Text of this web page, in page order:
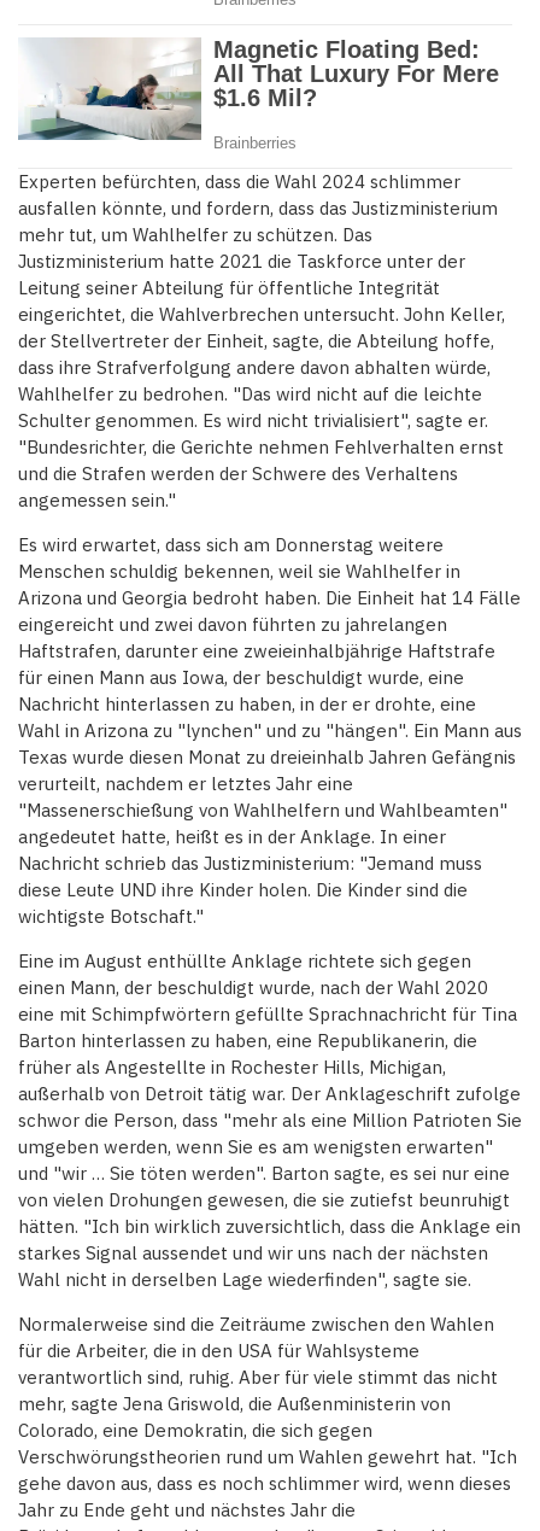
Experten befürchten, dass die Wahl 2024 schlimmer
ausfallen könnte, und fordern, dass das Justizministerium
mehr tut, um Wahlhelfer zu schützen. Das
Justizministerium hatte 2021 die Taskforce unter der
Leitung seiner Abteilung für öffentliche Integrität
eingerichtet, die Wahlverbrechen untersucht. John Keller,
der Stellvertreter der Einheit, sagte, die Abteilung hoffe,
dass ihre Strafverfolgung andere davon abhalten würde,
Wahlhelfer zu bedrohen. "Das wird nicht auf die leichte
Schulter genommen. Es wird nicht trivialisiert", sagte er.
"Bundesrichter, die Gerichte nehmen Fehlverhalten ernst
und die Strafen werden der Schwere des Verhaltens
angemessen sein."
Es wird erwartet, dass sich am Donnerstag weitere
Menschen schuldig bekennen, weil sie Wahlhelfer in
Arizona und Georgia bedroht haben. Die Einheit hat 14 Fälle
eingereicht und zwei davon führten zu jahrelangen
Haftstrafen, darunter eine zweieinhalbjährige Haftstrafe
für einen Mann aus Iowa, der beschuldigt wurde, eine
Nachricht hinterlassen zu haben, in der er drohte, eine
Wahl in Arizona zu "lynchen" und zu "hängen". Ein Mann aus
Texas wurde diesen Monat zu dreieinhalb Jahren Gefängnis
verurteilt, nachdem er letztes Jahr eine
"Massenerschießung von Wahlhelfern und Wahlbeamten"
angedeutet hatte, heißt es in der Anklage. In einer
Nachricht schrieb das Justizministerium: "Jemand muss
diese Leute UND ihre Kinder holen. Die Kinder sind die
wichtigste Botschaft."
Eine im August enthüllte Anklage richtete sich gegen
einen Mann, der beschuldigt wurde, nach der Wahl 2020
eine mit Schimpfwörtern gefüllte Sprachnachricht für Tina
Barton hinterlassen zu haben, eine Republikanerin, die
früher als Angestellte in Rochester Hills, Michigan,
außerhalb von Detroit tätig war. Der Anklageschrift zufolge
schwor die Person, dass "mehr als eine Million Patrioten Sie
umgeben werden, wenn Sie es am wenigsten erwarten"
und "wir … Sie töten werden". Barton sagte, es sei nur eine
von vielen Drohungen gewesen, die sie zutiefst beunruhigt
hätten. "Ich bin wirklich zuversichtlich, dass die Anklage ein
starkes Signal aussendet und wir uns nach der nächsten
Wahl nicht in derselben Lage wiederfinden", sagte sie.
Normalerweise sind die Zeiträume zwischen den Wahlen
für die Arbeiter, die in den USA für Wahlsysteme
verantwortlich sind, ruhig. Aber für viele stimmt das nicht
mehr, sagte Jena Griswold, die Außenministerin von
Colorado, eine Demokratin, die sich gegen
Verschwörungstheorien rund um Wahlen gewehrt hat. "Ich
gehe davon aus, dass es noch schlimmer wird, wenn dieses
Jahr zu Ende geht und nächstes Jahr die